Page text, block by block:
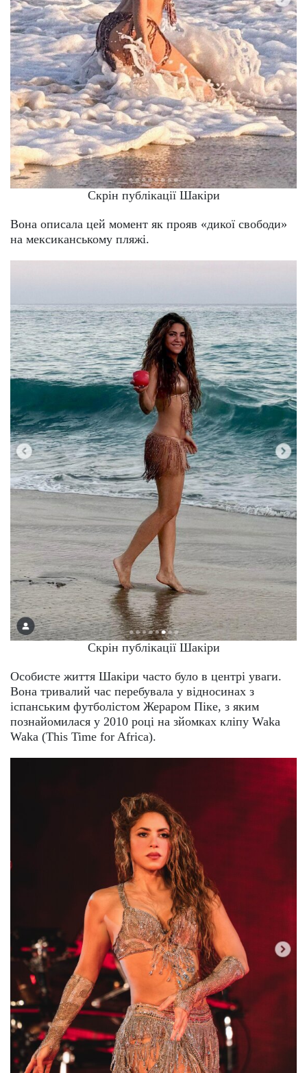
Скрін публікації Шакіри
Вона описала цей момент як прояв «дикої свободи»
на мексиканському пляжі.
Скрін публікації Шакіри
Особисте життя Шакіри часто було в центрі уваги.
Вона тривалий час перебувала у відносинах з
іспанським футболістом Жераром Піке, з яким
познайомилася у 2010 році на зйомках кліпу Waka
Waka (This Time for Africa).